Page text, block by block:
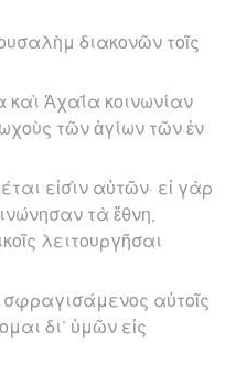
διακονῶν τοῖς
Ἀχαΐα κοινωνίαν
τῶν ἁγίων τῶν ἐν
εἰσὶν αὐτῶν· εἰ γὰρ
τὰ ἔθνη,
λειτουργῆσαι
σφραγισάμενος αὐτοῖς
δι’ ὑμῶν εἰς